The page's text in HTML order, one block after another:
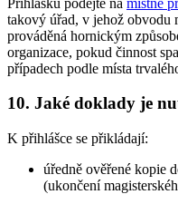
takový úřad, v jehož obvodu
prováděná hornickým
organizace, pokud činnost
případech podle místa
10. Jaké doklady je
K přihlášce se přikládají:
úředně ověřené kopie
(ukončení